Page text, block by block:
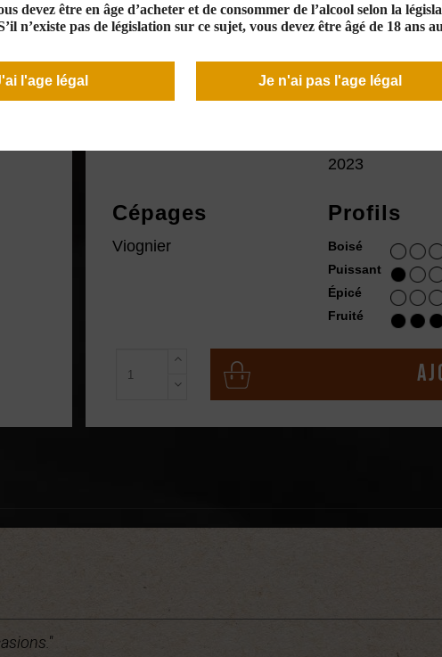
devez être en âge d’acheter et de consommer de l’alcool selon la
n’existe pas de législation sur ce sujet, vous devez être âgé de 18 ans
l'age légal Je n'ai pas l'age légal
2023
Cépages
Viognier
Profils
Boisé
Puissant
Épicé
Fruité